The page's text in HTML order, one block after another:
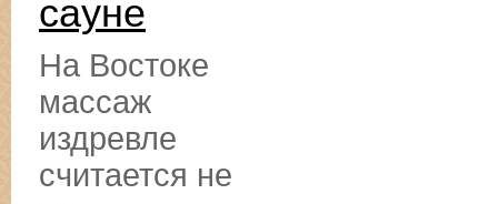
сауне
На Востоке
массаж
издревле
считается не